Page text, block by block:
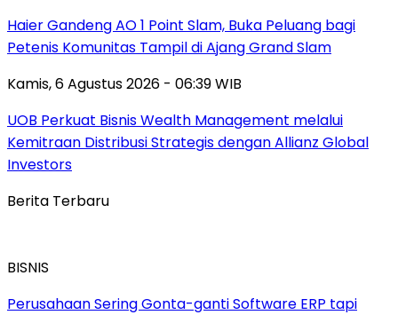
Haier Gandeng AO 1 Point Slam, Buka Peluang bagi
Petenis Komunitas Tampil di Ajang Grand Slam
Kamis, 6 Agustus 2026 - 06:39 WIB
UOB Perkuat Bisnis Wealth Management melalui
Kemitraan Distribusi Strategis dengan Allianz Global
Investors
Berita Terbaru
BISNIS
Perusahaan Sering Gonta-ganti Software ERP tapi